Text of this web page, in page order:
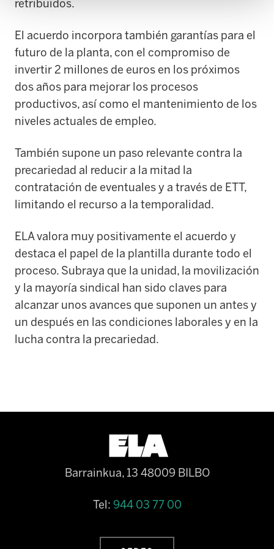
retribuidos.
El acuerdo incorpora también garantías para el
futuro de la planta, con el compromiso de
invertir 2 millones de euros en los próximos
dos años para mejorar los procesos
productivos, así como el mantenimiento de los
niveles actuales de empleo.
También supone un paso relevante contra la
precariedad al reducir a la mitad la
contratación de eventuales y a través de ETT,
limitando el recurso a la temporalidad.
ELA valora muy positivamente el acuerdo y
destaca el papel de la plantilla durante todo el
proceso. Subraya que la unidad, la movilización
y la mayoría sindical han sido claves para
alcanzar unos avances que suponen un antes y
un después en las condiciones laborales y en la
lucha contra la precariedad.
Barrainkua, 13 48009 BILBO
Tel: 944 03 77 00